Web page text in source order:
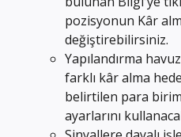
pozisyonun Kâr
değiştirebilirsiniz.
Yapılandırma
farklı kâr alma
belirtilen para
ayarlarını